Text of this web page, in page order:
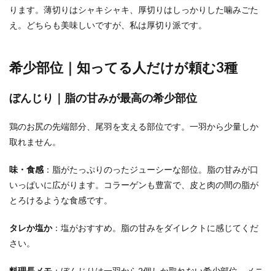
ります。薄切りはシャキシャキ、厚切りはしっかりした噛みごた
え。どちらも美味しいですが、私は厚切り派です。
希少部位｜知ってる人だけが頼む3種
ぼんじり｜脂の甘みが最高の希少部位
鶏のお尻の先端部分、尾羽を支える部位です。一羽から少量しか
取れません。
味・食感 ：脂がたっぷりのったジューシーな部位。脂の甘みが口
いっぱいに広がります。コラーゲンも豊富で、皮と肉の間の脂が
とろけるような食感です。
タレか塩か：塩がおすすめ。脂の甘みをダイレクトに感じてくだ
さい。